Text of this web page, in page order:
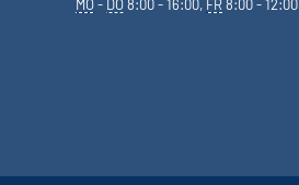
MO- DO8:00 - 16:00, FR8:00 - 12:00